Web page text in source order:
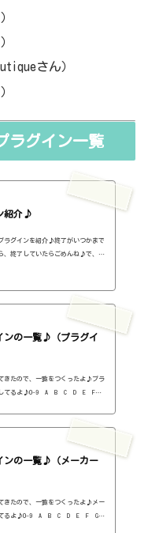
さん）
ラグイン一覧
紹介♪
ラグインを紹介♪終了がいつかまで
、終了していたらごめんね♪で、相
ル → 49.99ドル（Plugin Allianceさ
価：150ドル → 49.99ドル（Plugin Al
ンの一覧♪（プラグイ
きたので、一覧をつくったよ♪プラ
にしてるよ♪0-9 A B C D E F G
Music・ディレイ・有料）2B RE
ーブ・有料）2B Shaped Filter（2
グイン・有料）3-Band EQ（Kilohe
（NATIVE INSTRUMENTS・ドラ
ンの一覧♪（メーカー
きたので、一覧をつくったよ♪メー
してるよ♪0-9 A B C D E F G